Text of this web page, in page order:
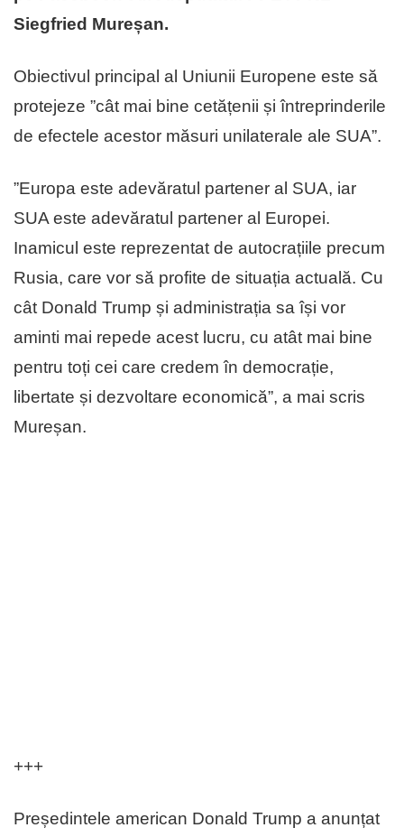
Siegfried Mureșan.
Obiectivul principal al Uniunii Europene este să
protejeze ”cât mai bine cetățenii și întreprinderile
de efectele acestor măsuri unilaterale ale SUA”.
”Europa este adevăratul partener al SUA, iar
SUA este adevăratul partener al Europei.
Inamicul este reprezentat de autocrațiile precum
Rusia, care vor să profite de situația actuală. Cu
cât Donald Trump și administrația sa își vor
aminti mai repede acest lucru, cu atât mai bine
pentru toți cei care credem în democrație,
libertate și dezvoltare economică”, a mai scris
Mureșan.
+++
Președintele american Donald Trump a anunțat